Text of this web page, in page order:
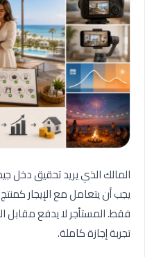
المالك الذي يريد تحقيق دخل
يجب أن يتعامل مع الإيجار
فقط. المستأجر لا يدفع مقابل
تجربة إجازة كاملة.